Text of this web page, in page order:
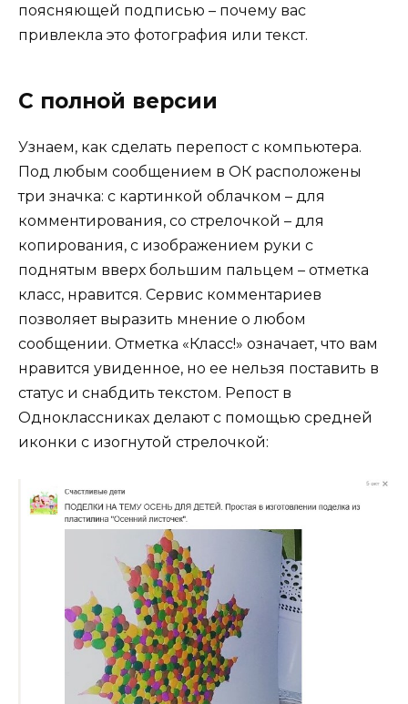
поясняющей подписью – почему вас
привлекла это фотография или текст.
С полной версии
Узнаем, как сделать перепост с компьютера.
Под любым сообщением в ОК расположены
три значка: с картинкой облачком – для
комментирования, со стрелочкой – для
копирования, с изображением руки с
поднятым вверх большим пальцем – отметка
класс, нравится. Сервис комментариев
позволяет выразить мнение о любом
сообщении. Отметка «Класс!» означает, что вам
нравится увиденное, но ее нельзя поставить в
статус и снабдить текстом. Репост в
Одноклассниках делают с помощью средней
иконки с изогнутой стрелочкой: